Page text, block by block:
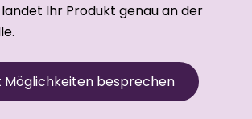
Ihr Produkt genau an der
besprechen